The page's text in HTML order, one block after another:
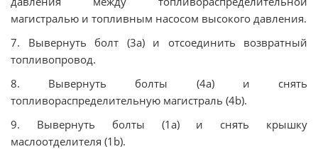
магистралью и топливным насосом высокого давления.
7. Вывернуть болт (3a) и отсоединить возвратный
топливопровод.
8. Вывернуть болты (4a) и снять
топливораспределительную магистраль (4b).
9. Вывернуть болты (1a) и снять крышку
маслоотделителя (1b).